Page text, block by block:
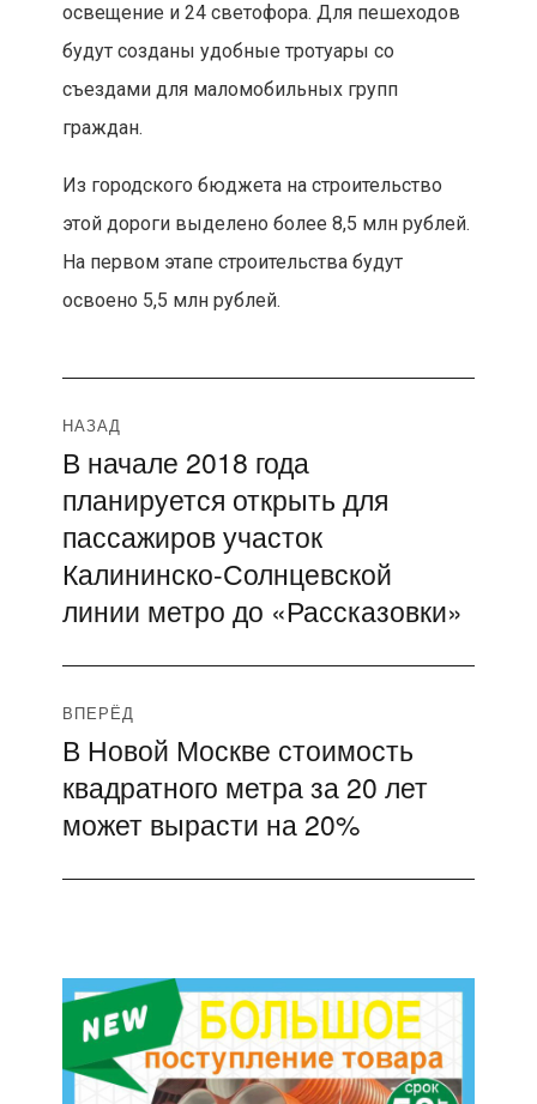
освещение и 24 светофора. Для пешеходов
будут созданы удобные тротуары со
съездами для маломобильных групп
граждан.
Из городского бюджета на строительство
этой дороги выделено более 8,5 млн рублей.
На первом этапе строительства будут
освоено 5,5 млн рублей.
Навигация
по
записям
НАЗАД
Предыдущая
запись:
В начале 2018 года
планируется открыть для
пассажиров участок
Калининско-Солнцевской
линии метро до «Рассказовки»
ВПЕРЁД
Следующая
запись:
В Новой Москве стоимость
квадратного метра за 20 лет
может вырасти на 20%